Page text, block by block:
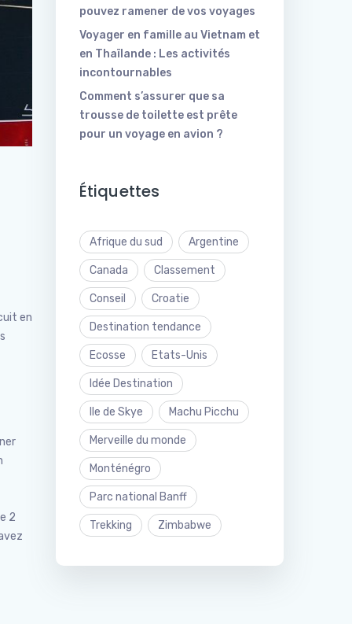
en
2
pouvez ramener de vos voyages
Voyager en famille au Vietnam et
en Thaïlande : Les activités
incontournables
Comment s’assurer que sa
trousse de toilette est prête
pour un voyage en avion ?
Étiquettes
Afrique du sud Argentine
Canada Classement
Conseil Croatie
Destination tendance
Ecosse Etats-Unis
Idée Destination
Ile de Skye Machu Picchu
Merveille du monde
Monténégro
Parc national Banff
Trekking Zimbabwe